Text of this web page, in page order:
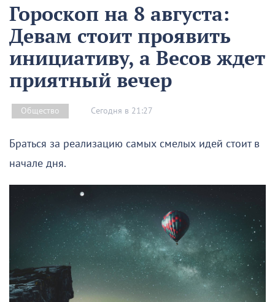
Гороскоп на 8 августа:
Девам стоит проявить
инициативу, а Весов ждет
приятный вечер
Общество Сегодня в 21:27
Браться за реализацию самых смелых идей стоит в
начале дня.